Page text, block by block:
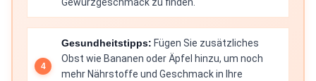
Gesundheitstipps: Fügen Sie zusätzliches
Obst wie Bananen oder Äpfel hinzu, um noch
mehr Nährstoffe und Geschmack in Ihre